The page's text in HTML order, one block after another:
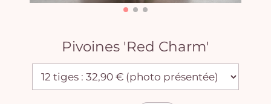
Pivoines 'Red Charm'